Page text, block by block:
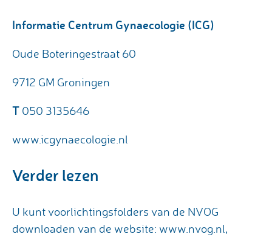
Informatie Centrum Gynaecologie (ICG)
Oude Boteringestraat 60
9712 GM Groningen
T 050 3135646
www.icgynaecologie.nl
Verder lezen
U kunt voorlichtingsfolders van de NVOG
downloaden van de website: www.nvog.nl,